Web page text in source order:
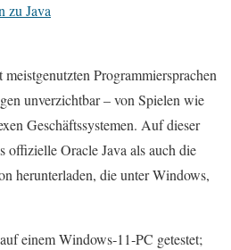
zu Java
Programmiersprachen
unverzichtbar – von Spielen wie
Geschäftssystemen. Auf dieser
offizielle Oracle Java als auch die
herunterladen, die unter Windows,
einem Windows‑11‑PC getestet;